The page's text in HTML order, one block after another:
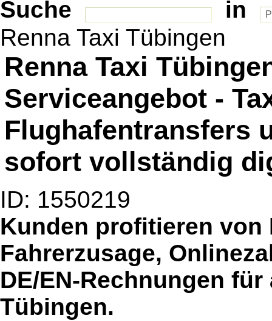
Suche
in
Renna Taxi Tübingen
Renna Taxi
Serviceangebot -
Flughafentransfers
sofort vollständig
ID: 1550219
Kunden profitieren
Fahrerzusage,
DE/EN-Rechnungen
Tübingen.